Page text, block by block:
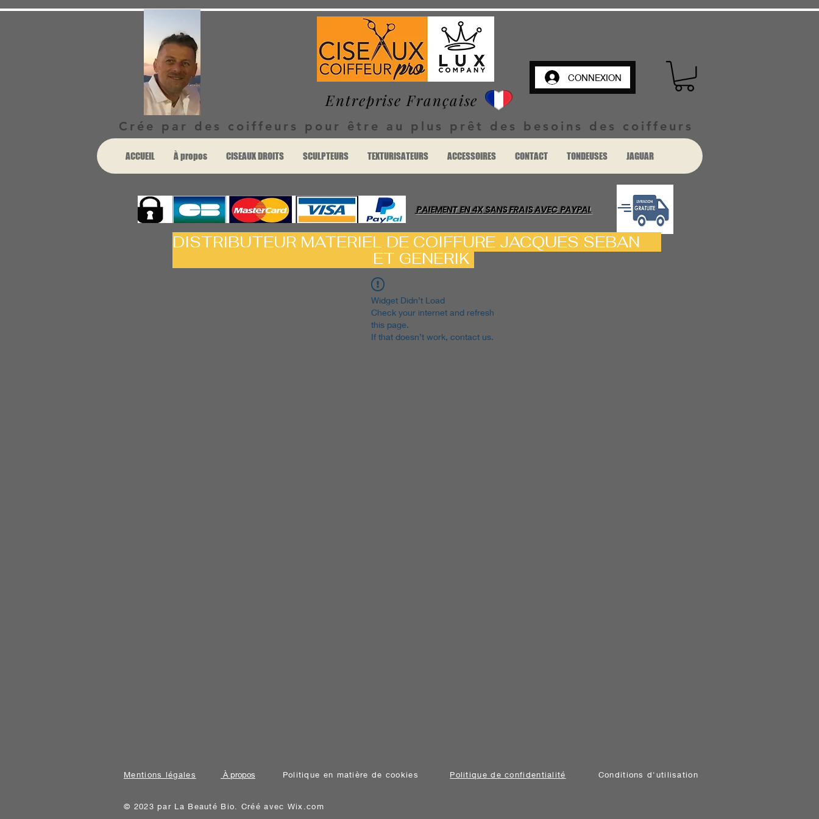
Entreprise Française
CONNEXION
Crée par des coiffeurs pour être au plus prêt des besoins des coiffeurs
ACCUEIL À propos CISEAUX DROITS SCULPTEURS TEXTURISATEURS ACCESSOIRES CONTACT TONDEUSES JAGUAR
PAIEMENT EN 4X SANS FRAIS AVEC PAYPAL
DISTRIBUTEUR MATERIEL DE COIFFURE JACQUES SEBAN
ET GENERIK
Widget Didn’t Load
Check your internet and refresh
this page.
If that doesn’t work, contact us.
Mentions légales Politique en matière de cookies
À propos Politique de confidentialité Conditions d'utilisation
© 2023 par La Beauté Bio. Créé avec Wix.com